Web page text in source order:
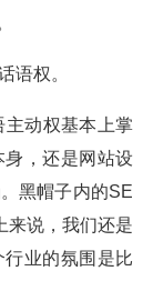
语权。
主动权基本上掌
，还是网站设
黑帽子内的SE
来说，我们还是
业的氛围是比